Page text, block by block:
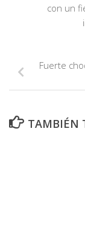
con un
Fuerte
TAMBIÉN